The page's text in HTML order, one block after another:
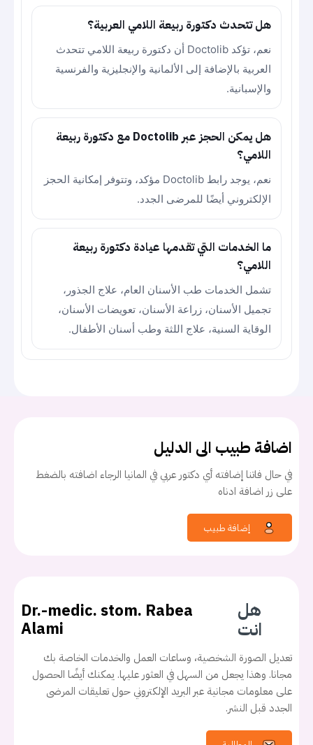
هل تتحدث دكتورة ربيعة اللامي العربية؟
نعم، تؤكد Doctolib أن دكتورة ربيعة اللامي تتحدث
العربية بالإضافة إلى الألمانية والإنجليزية والفرنسية
والإسبانية.
هل يمكن الحجز عبر Doctolib مع دكتورة ربيعة
اللامي؟
نعم، يوجد رابط Doctolib مؤكد، وتتوفر إمكانية الحجز
الإلكتروني أيضًا للمرضى الجدد.
ما الخدمات التي تقدمها عيادة دكتورة ربيعة
اللامي؟
تشمل الخدمات طب الأسنان العام، علاج الجذور،
تجميل الأسنان، زراعة الأسنان، تعويضات الأسنان،
الوقاية السنية، علاج اللثة وطب أسنان الأطفال.
اضافة طبيب الى الدليل
في حال فاتنا إضافته أي دكتور عربي في المانيا الرجاء اضافته بالضغط
على زر اضافة ادناه
هل
انت
Dr.-medic. stom. Rabea
Alami
تعديل الصورة الشخصية، وساعات العمل والخدمات الخاصة بك
مجانا. وهذا يجعل من السهل في العثور عليها. يمكنك أيضًا الحصول
على معلومات مجانية عبر البريد الإلكتروني حول تعليقات المرضى
الجدد قبل النشر.